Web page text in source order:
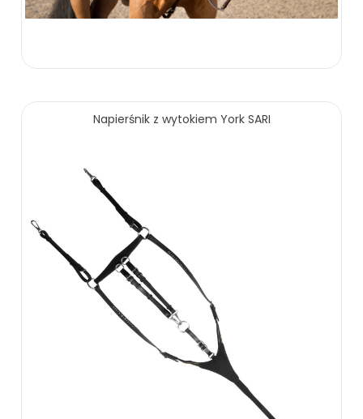
Napierśnik z wytokiem York SARI